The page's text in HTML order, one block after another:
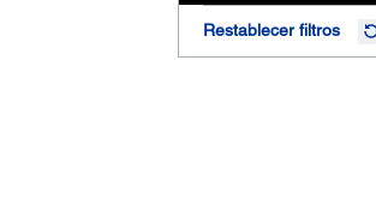
Restablecer filtros